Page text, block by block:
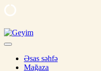
Skip
to
üçün şalƏsas səhfə
Mağaza